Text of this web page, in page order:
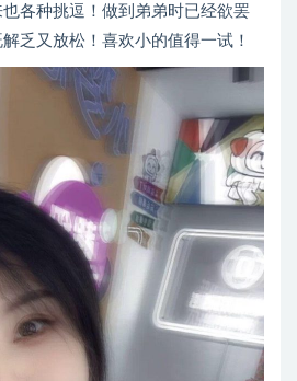
各种挑逗！做到弟弟时已经欲罢
乏又放松！喜欢小的值得一试！